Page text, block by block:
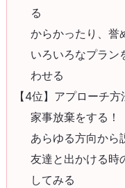
る
からかったり、誉
いろいろなプラン
わせる
【4位】アプローチ
家事放棄をする！
あらゆる方向から
友達と出かける時
してみる